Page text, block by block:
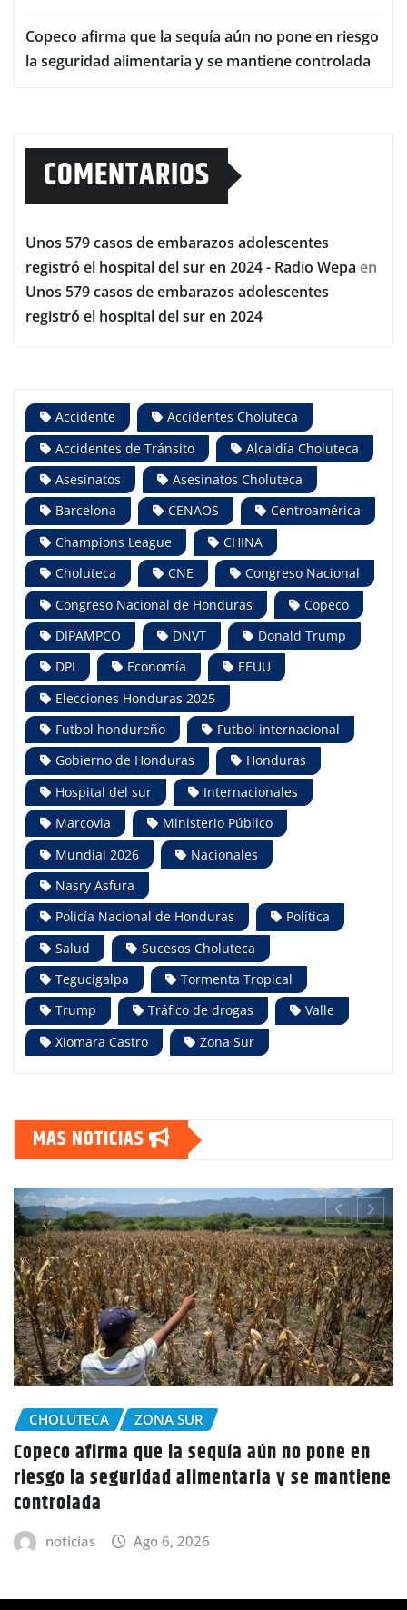
Copeco afirma que la sequía aún no pone en riesgo
la seguridad alimentaria y se mantiene controlada
COMENTARIOS
Unos 579 casos de embarazos adolescentes
registró el hospital del sur en 2024 - Radio Wepa en
Unos 579 casos de embarazos adolescentes
registró el hospital del sur en 2024
Accidente
Accidentes Choluteca
Accidentes de Tránsito
Alcaldía Choluteca
Asesinatos
Asesinatos Choluteca
Barcelona
CENAOS
Centroamérica
Champions League
CHINA
Choluteca
CNE
Congreso Nacional
Congreso Nacional de Honduras
Copeco
DIPAMPCO
DNVT
Donald Trump
DPI
Economía
EEUU
Elecciones Honduras 2025
Futbol hondureño
Futbol internacional
Gobierno de Honduras
Honduras
Hospital del sur
Internacionales
Marcovia
Ministerio Público
Mundial 2026
Nacionales
Nasry Asfura
Policía Nacional de Honduras
Política
Salud
Sucesos Choluteca
Tegucigalpa
Tormenta Tropical
Trump
Tráfico de drogas
Valle
Xiomara Castro
Zona Sur
MAS NOTICIAS
en
CHOLUTECA
Policía Nacional desaloja a campesinos
tierras en El Tulito, Choluteca
noticias